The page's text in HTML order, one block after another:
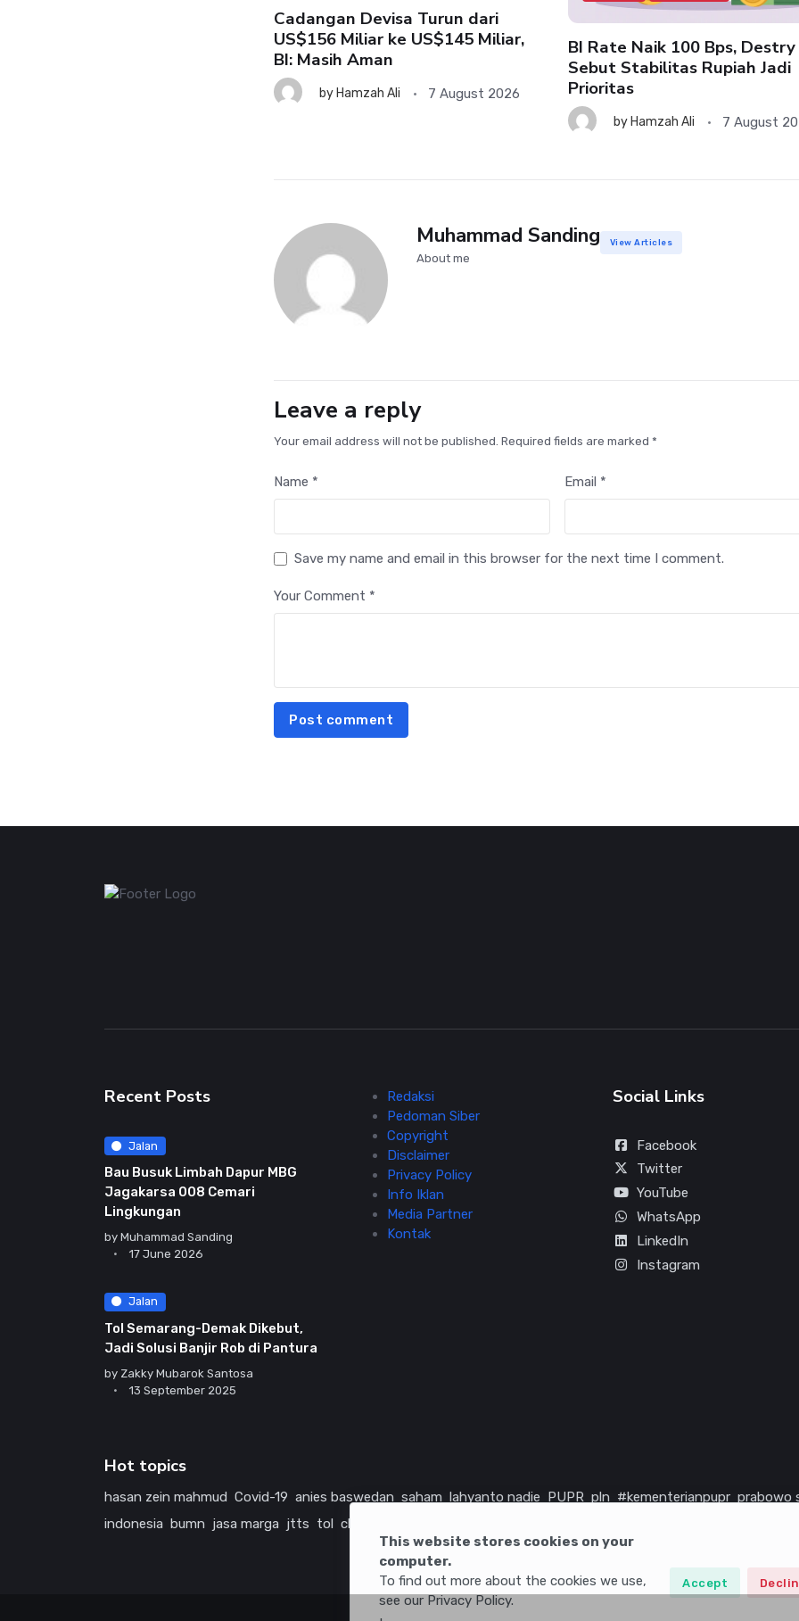
Cadangan Devisa Turun dari
US$156 Miliar ke US$145 Miliar,
BI: Masih Aman
byHamzah Ali 7 August 2026
BI Rate Naik 100 Bps, Destry
Sebut Stabilitas Rupiah Jadi
Prioritas
byHamzah Ali 7 August
Muhammad Sanding
About me
View Articles
Leave a reply
Your email address will not be published. Required fields are marked *
Name * Email *
Save my name and email in this browser for the next time I comment.
Your Comment *
Post comment
This website stores cookies on your
computer.
To find out more about the cookies we use,
see our Privacy Policy.
Accept
Recent Posts
Jalan
Bau Busuk Limbah Dapur MBG
Jagakarsa 008 Cemari
Lingkungan
by Muhammad Sanding
17 June 2026
Jalan
Tol Semarang-Demak Dikebut,
Jadi Solusi Banjir Rob di Pantura
by Zakky Mubarok Santosa
13 September 2025
Redaksi
Pedoman Siber
Copyright
Disclaimer
Privacy Policy
Info Iklan
Media Partner
Kontak
Social Links
Facebook
Twitter
YouTube
WhatsApp
LinkedIn
Instagram
Hot topics
hasan zein mahmud Covid-19 anies baswedan saham lahyanto nadie PUPR pln #kementerianpupr prabowo
indonesia bumn jasa marga jtts tol china